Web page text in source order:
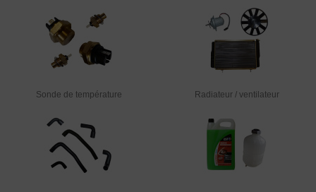
Sonde de température Radiateur / ventilateur